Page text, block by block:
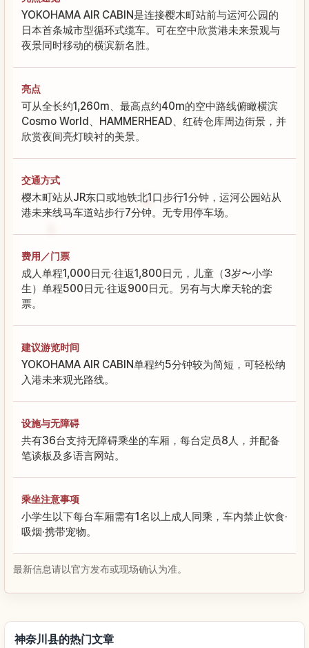
YOKOHAMA AIR CABIN是连接樱木町站前与运河公园的
日本首条城市型循环式缆车。可在空中欣赏港未来景观与
夜景同时移动的横滨新名胜。
亮点
可从全长约1,260m、最高点约40m的空中路线俯瞰横滨
Cosmo World、HAMMERHEAD、红砖仓库周边街景，并
欣赏夜间亮灯映衬的美景。
交通方式
樱木町站从JR东口或地铁北1口步行1分钟，运河公园站从
港未来线马车道站步行7分钟。无专用停车场。
费用／门票
成人单程1,000日元·往返1,800日元，儿童（3岁〜小学
生）单程500日元·往返900日元。另有与大摩天轮的套
票。
建议游览时间
YOKOHAMA AIR CABIN单程约5分钟较为简短，可轻松纳
入港未来观光路线。
设施与无障碍
共有36台支持无障碍乘坐的车厢，每台定员8人，并配备
笔谈板及多语言网站。
乘坐注意事项
小学生以下每台车厢需有1名以上成人同乘，车内禁止饮食·
吸烟·携带宠物。
最新信息请以官方发布或现场确认为准。
神奈川县的热门文章